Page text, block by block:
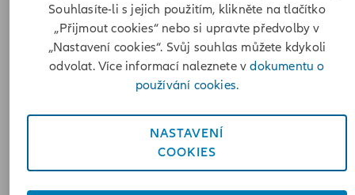
Krok 1 - Registrace škody a následné
potvrzení
Krok 2 - Doložení fotografií a
Souhlasíte-li s jejich použitím, klikněte na tlačítko
„Přijmout cookies“ nebo si upravte předvolby v
„Nastavení cookies“. Svůj souhlas můžete kdykoli
odvolat. Více informací naleznete vdokumentu o
používání cookies.
NASTAVENÍ
COOKIES